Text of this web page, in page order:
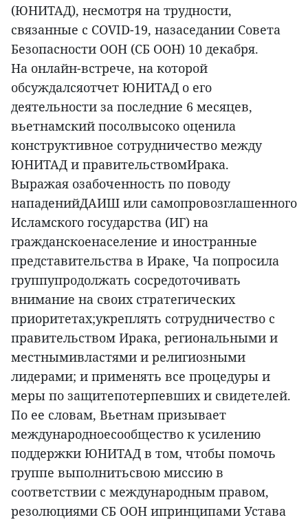
(ЮНИТАД), несмотря на трудности,
связанные с COVID-19, назаседании Совета
Безопасности ООН (СБ ООН) 10 декабря.
На онлайн-встрече, на которой
обсуждалсяотчет ЮНИТАД о его
деятельности за последние 6 месяцев,
вьетнамский посолвысоко оценила
конструктивное сотрудничество между
ЮНИТАД и правительствомИрака.
Выражая озабоченность по поводу
нападенийДАИШ или самопровозглашенного
Исламского государства (ИГ) на
гражданскоенаселение и иностранные
представительства в Ираке, Ча попросила
группупродолжать сосредоточивать
внимание на своих стратегических
приоритетах;укреплять сотрудничество с
правительством Ирака, региональными и
местнымивластями и религиозными
лидерами; и применять все процедуры и
меры по защитепотерпевших и свидетелей.
По ее словам, Вьетнам призывает
международноесообщество к усилению
поддержки ЮНИТАД в том, чтобы помочь
группе выполнитьсвою миссию в
соответствии с международным правом,
резолюциями СБ ООН ипринципами Устава